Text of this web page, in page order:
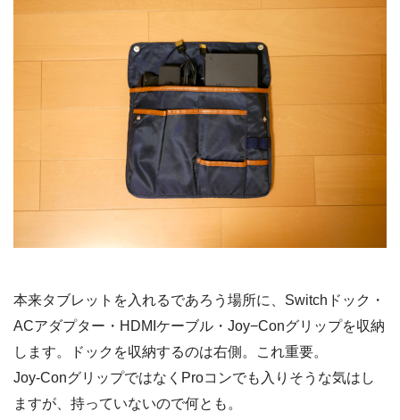
本来タブレットを入れるであろう場所に、Switchドック・
ACアダプター・HDMIケーブル・Joy−Conグリップを収納
します。ドックを収納するのは右側。これ重要。
Joy-ConグリップではなくProコンでも入りそうな気はし
ますが、持っていないので何とも。